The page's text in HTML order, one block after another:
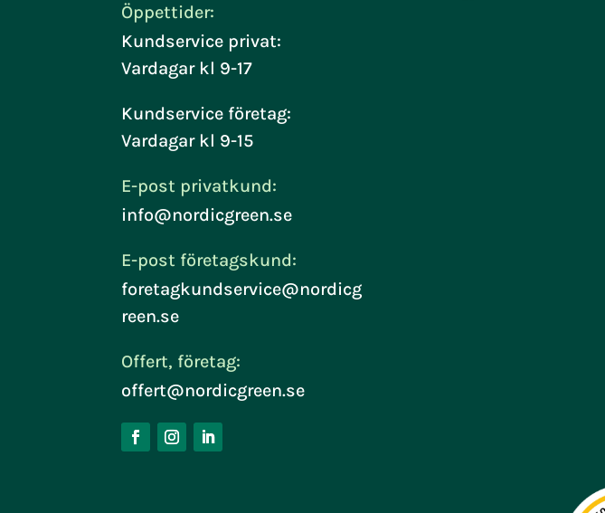
Öppettider:
Kundservice privat:
Vardagar kl 9-17
Kundservice företag:
Vardagar kl 9-15
E-post privatkund:
info@nordicgreen.se
E-post företagskund:
foretagkundservice@nordicg
reen.se
Offert, företag:
offert@nordicgreen.se